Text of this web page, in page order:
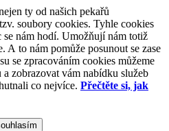
ty od našich pekařů
soubory cookies. Tyhle cookies
nám hodí. Umožňují nám totiž
A to nám pomůže posunout se zase
se zpracováním cookies můžeme
zobrazovat vám nabídku služeb
co nejvíce. Přečtěte si, jak